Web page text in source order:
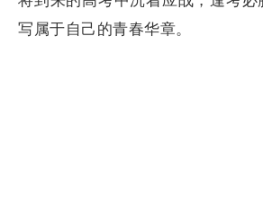
写属于自己的青春华章。